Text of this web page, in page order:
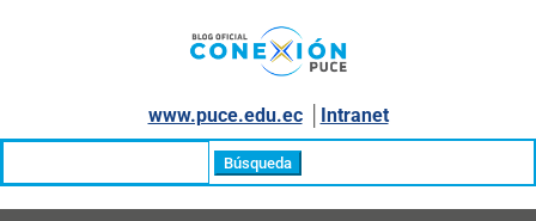
www.puce.edu.ec│ Intranet